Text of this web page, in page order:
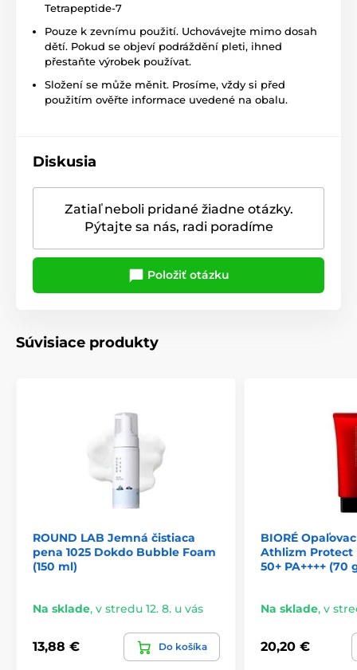
Tetrapeptide-7
Pouze k zevnímu použití. Uchovávejte mimo dosah
dětí. Pokud se objeví podráždění pleti, ihned
přestaňte výrobek používat.
Složení se může měnit. Prosíme, vždy si před
použitím ověřte informace uvedené na obalu.
Diskusia
Zatiaľ neboli pridané žiadne otázky.
Pýtajte sa nás, radi poradíme
Položiť otázku
Súvisiace produkty
ROUND LAB Jemná čistiaca
pena 1025 Dokdo Bubble Foam
(150 ml)
Na sklade, v stredu 12. 8. u vás
13,88 € Do košíka
BIORÉ
Athlizm Protect
50+ PA++++ (70
Na sklade, v
20,20 €